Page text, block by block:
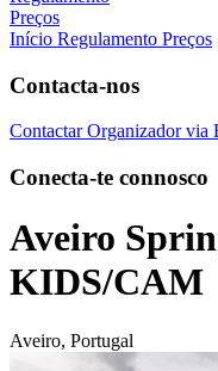
Preços
Início Regulamento Preços
Contacta-nos
Contactar Organizador via
Conecta-te connosco
Aveiro
KIDS/CAM
Aveiro, Portugal